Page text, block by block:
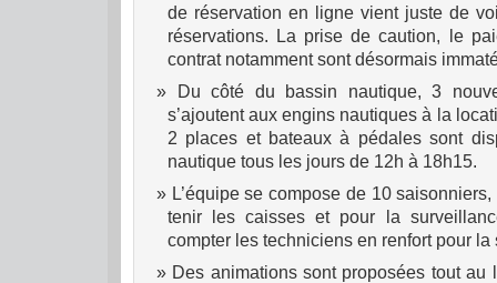
de réservation en ligne vient juste de
réservations. La prise de caution, le
contrat notamment sont désormais
Du côté du bassin nautique, 3
s’ajoutent aux engins nautiques à la
2 places et bateaux à pédales sont
nautique tous les jours de 12h à 18h15.
L’équipe se compose de 10
tenir les caisses et pour la
compter les techniciens en renfort pour la
Des animations sont proposées tout au